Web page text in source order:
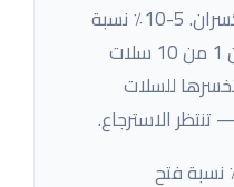
استرجاع السلات بالبريد كسران. 5-10٪ نسبة
فتح تعني تصل لأقل من 1 من 10 سلات
للسلات
الاسترجاع.
يغير اللعبة. 45٪ نسبة فتح